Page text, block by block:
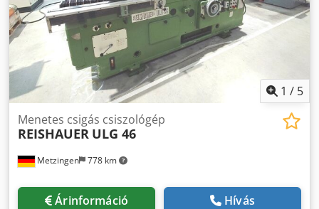
1 / 5
Metzingen 778 km
Menetes csigás csiszológép
REISHAUER ULG 46
Árinformáció Hívás